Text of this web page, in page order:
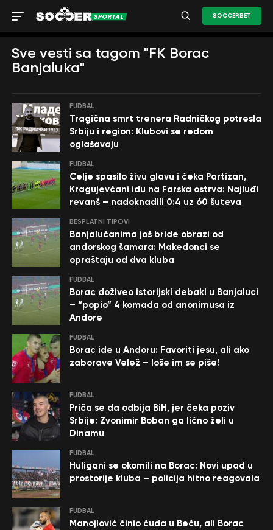
SOCCERBET
Sve vesti sa tagom "FK Borac
Banjaluka"
FUDBAL
Tragična smrt trenera Radničkog potresla
Srbiju i region: Klubovi se redom
oglašavaju
FUDBAL
Celje spasilo živu glavu i čeka Partizan,
Kragujevčani idu na Farska ostrva: Najluđi
revanš – nadoknadili 0:4 uz 60 šuteva
BESPLATNI TIPOVI
Banjalučanima još bride obrazi od
andorskog šamara: Makedonci se
opraštaju od dva kluba
FUDBAL
Borac doživeo istorijski debakl u Banjaluci
– “popio” 4 komada od anonimusa iz
Andore
FUDBAL
Borac ide u Andoru: Favoriti jesu, ali ako
zaborave Velež – loše im se piše!
FUDBAL
Priča se da odbija BiH, jer čeka poziv
Srbije: Zvonimir Boban ga lično želi u
Dinamu
FUDBAL
Huligani se okomili na Borac: Novi upad u
prostorije kluba – policija hitno reagovala
FUDBAL
Manojlović činio čuda u Beču, ali Borac